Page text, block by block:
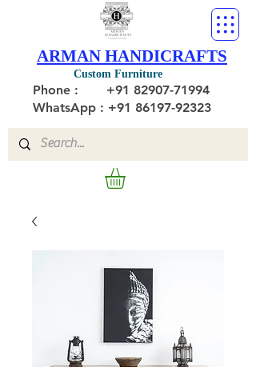
Custom Furniture
ARMAN HANDICRAFTS
Phone : +91 82907-71994
WhatsApp : +91 86197-92323